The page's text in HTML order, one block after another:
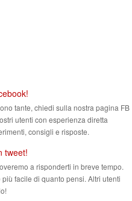
tante, chiedi sulla nostra pagina FB
utenti con esperienza diretta
consigli e risposte.
tweet!
a risponderti in breve tempo.
facile di quanto pensi. Altri utenti